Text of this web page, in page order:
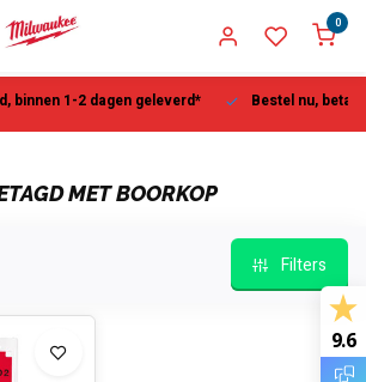
0
1-2 dagen geleverd* Bestel nu, betaal
MET BOORKOP
Filters
9.6